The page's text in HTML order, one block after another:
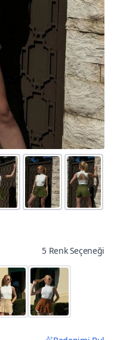
5 Renk Seçeneği